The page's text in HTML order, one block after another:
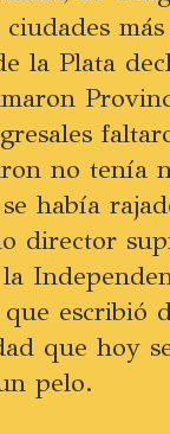
la Plata
no tenía
había
director
escribió
que hoy
pelo.